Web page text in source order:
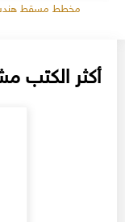
مخطط مسقط هندسي
أكثر الكتب